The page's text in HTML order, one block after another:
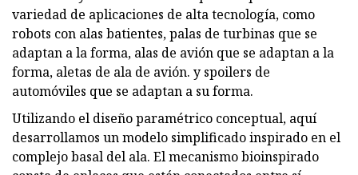
variedad de aplicaciones de alta tecnología, como
robots con alas batientes, palas de turbinas que se
adaptan a la forma, alas de avión que se adaptan a la
forma, aletas de ala de avión. y spoilers de
automóviles que se adaptan a su forma.
Utilizando el diseño paramétrico conceptual, aquí
desarrollamos un modelo simplificado inspirado en el
complejo basal del ala. El mecanismo bioinspirado